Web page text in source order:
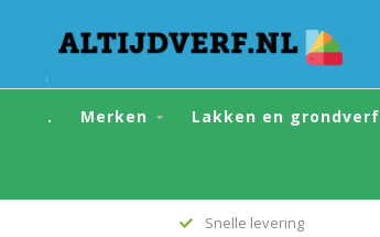
. Merken Lakken en grondverf
Snelle levering